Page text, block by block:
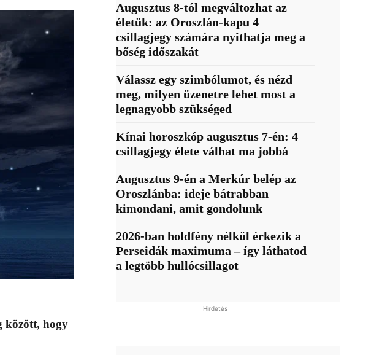
között, hogy
Augusztus 8-tól megváltozhat az
életük: az Oroszlán-kapu 4
csillagjegy számára nyithatja meg a
bőség időszakát
Válassz egy szimbólumot, és nézd
meg, milyen üzenetre lehet most a
legnagyobb szükséged
Kínai horoszkóp augusztus 7-én: 4
csillagjegy élete válhat ma jobbá
Augusztus 9-én a Merkúr belép az
Oroszlánba: ideje bátrabban
kimondani, amit gondolunk
2026-ban holdfény nélkül érkezik a
Perseidák maximuma – így láthatod
a legtöbb hullócsillagot
Hirdetés